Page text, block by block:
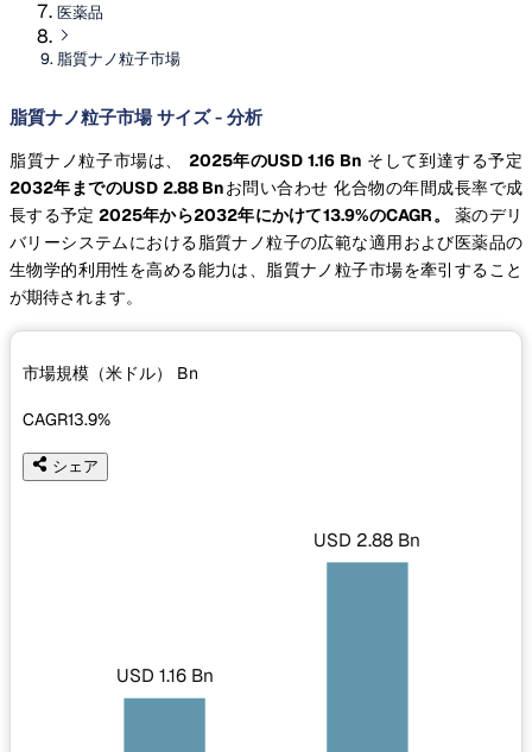
医薬品
脂質ナノ粒子市場
脂質ナノ粒子市場 サイズ - 分析
脂質ナノ粒子市場は、 2025年のUSD 1.16 Bn そして到達する予定
2032年までのUSD 2.88 Bnお問い合わせ 化合物の年間成長率で成
長する予定 2025年から2032年にかけて13.9%のCAGR。
薬のデリ
バリーシステムにおける脂質ナノ粒子の広範な適用および医薬品の
生物学的利用性を高める能力は、脂質ナノ粒子市場を牽引すること
が期待されます。
市場規模（米ドル） Bn
CAGR13.9%
シェア
USD 1.16 Bn
USD 2.88 Bn